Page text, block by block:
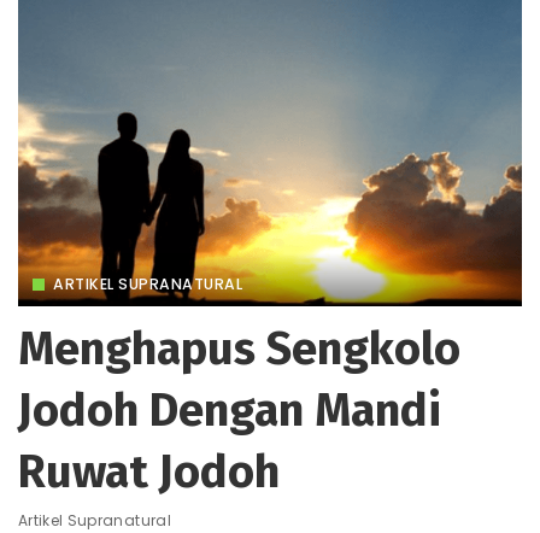
ARTIKEL SUPRANATURAL
Menghapus Sengkolo
Jodoh Dengan Mandi
Ruwat Jodoh
Artikel Supranatural